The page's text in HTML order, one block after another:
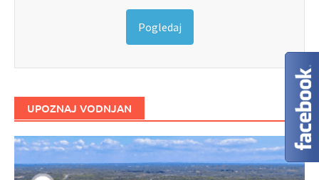
Pogledaj
UPOZNAJ VODNJAN